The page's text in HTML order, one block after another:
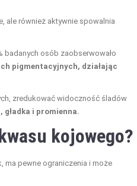
ale również aktywnie spowalnia
badanych osób zaobserwowało
pigmentacyjnych, działając
zredukować widoczność śladów
i promienna.
kojowego?
ma pewne ograniczenia i może